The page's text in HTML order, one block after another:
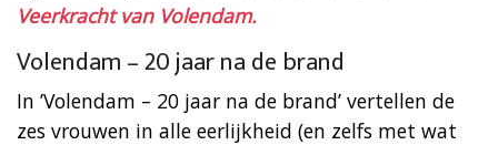
Veerkracht van Volendam.
Volendam – 20 jaar na de brand
In ’Volendam – 20 jaar na de brand’ vertellen de
zes vrouwen in alle eerlijkheid (en zelfs met wat